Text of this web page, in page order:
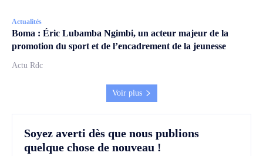
Actualités
Boma : Éric Lubamba Ngimbi, un acteur majeur de la
promotion du sport et de l’encadrement de la jeunesse
Actu Rdc
Voir plus
Soyez averti dès que nous publions
quelque chose de nouveau !